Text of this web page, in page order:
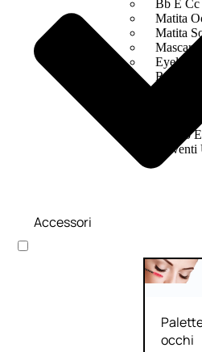
Bb E Cc
Matita
Matita
Mascara
Eyeliner
Rossetto
Smalto
occhi
Accessori